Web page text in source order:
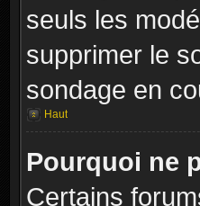
seuls les
supprimer le
sondage en
Haut
Pourquoi ne
Certains